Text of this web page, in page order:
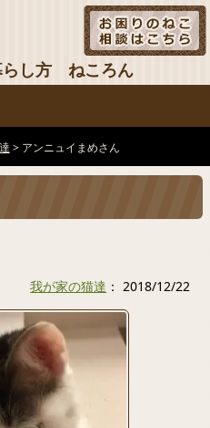
らし方 ねころん
> アンニュイまめさん
我が家の猫達 ： 2018/12/22